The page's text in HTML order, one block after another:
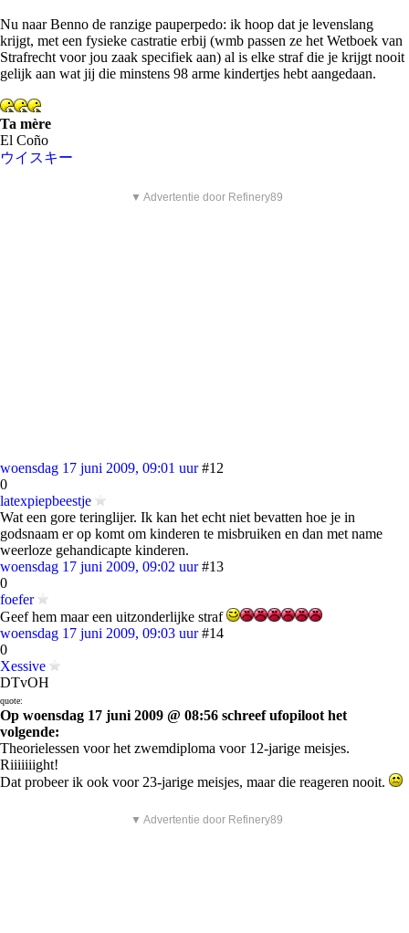
Nu naar Benno de ranzige pauperpedo: ik hoop dat je levenslang
krijgt, met een fysieke castratie erbij (wmb passen ze het Wetboek van
Strafrecht voor jou zaak specifiek aan) al is elke straf die je krijgt nooit
gelijk aan wat jij die minstens 98 arme kindertjes hebt aangedaan.
Ta mère
El Coño
ウイスキー
▼ Advertentie door Refinery89
woensdag 17 juni 2009, 09:01 uur #12
0
latexpiepbeestje
Wat een gore teringlijer. Ik kan het echt niet bevatten hoe je in
godsnaam er op komt om kinderen te misbruiken en dan met name
weerloze gehandicapte kinderen.
woensdag 17 juni 2009, 09:02 uur #13
0
foefer
Geef hem maar een uitzonderlijke straf
woensdag 17 juni 2009, 09:03 uur #14
0
Xessive
DTvOH
quote:
Op woensdag 17 juni 2009 @ 08:56 schreef ufopiloot het
volgende:
Theorielessen voor het zwemdiploma voor 12-jarige meisjes.
Riiiiiiight!
Dat probeer ik ook voor 23-jarige meisjes, maar die reageren nooit.
▼ Advertentie door Refinery89